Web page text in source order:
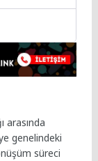
arasında
genelindeki
süreci